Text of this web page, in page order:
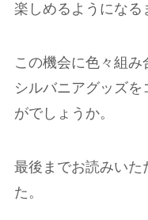
楽しめるようになる
この機会に色々組み
シルバニアグッズ
がでしょうか。
最後までお読みいた
た。